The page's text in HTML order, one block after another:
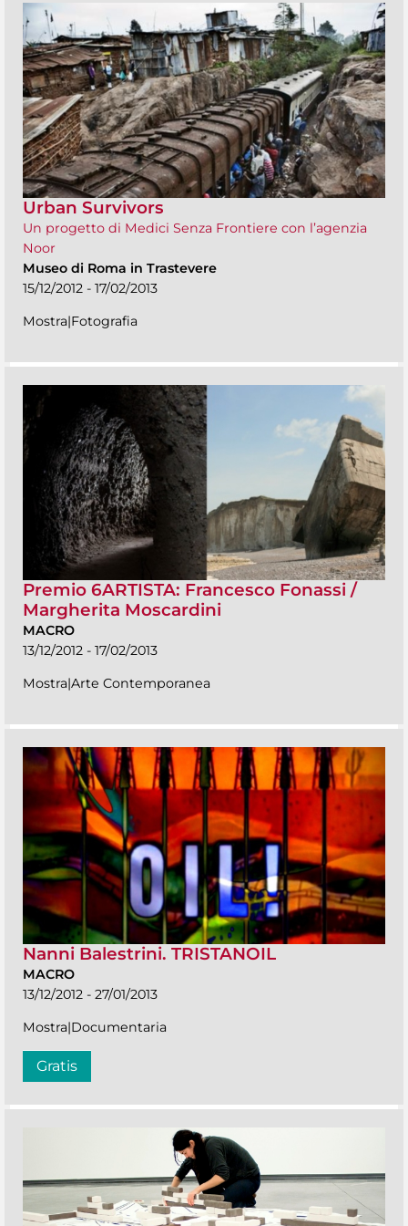
Urban Survivors
Un progetto di Medici Senza Frontiere con l’agenzia
Noor
Museo di Roma in Trastevere
15/12/2012 - 17/02/2013
Mostra|Fotografia
Premio 6ARTISTA: Francesco Fonassi /
Margherita Moscardini
MACRO
13/12/2012 - 17/02/2013
Mostra|Arte Contemporanea
Nanni Balestrini. TRISTANOIL
MACRO
13/12/2012 - 27/01/2013
Mostra|Documentaria
Gratis